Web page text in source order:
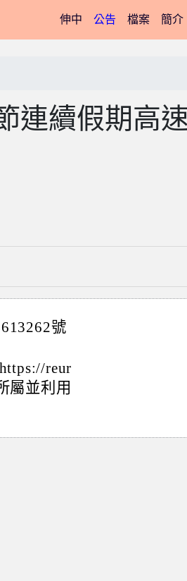
伸中(current)
公告 檔案 簡介
連續假期高
號
reur
屬並利用